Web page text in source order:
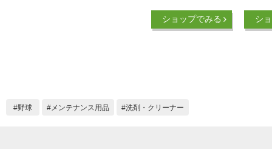
ーナー 汚れ落とし
BAOMC1 野球道具
ショップでみる シ
野球 メンテナンス用品 洗剤・クリーナー